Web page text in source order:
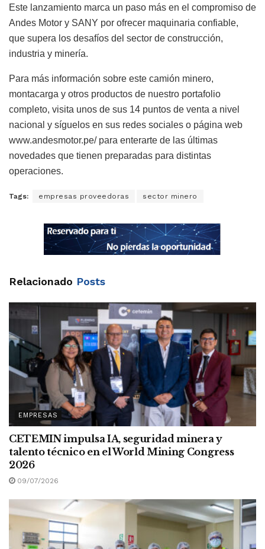
Este lanzamiento marca un paso más en el compromiso de
Andes Motor y SANY por ofrecer maquinaria confiable,
que supera los desafíos del sector de construcción,
industria y minería.
Para más información sobre este camión minero,
montacarga y otros productos de nuestro portafolio
completo, visita unos de sus 14 puntos de venta a nivel
nacional y síguelos en sus redes sociales o página web
www.andesmotor.pe/ para enterarte de las últimas
novedades que tienen preparadas para distintas
operaciones.
Tags: empresas proveedoras sector minero
Relacionado Posts
EMPRESAS
CETEMIN impulsa IA, seguridad minera y
talento técnico en el World Mining Congress
2026
09/07/2026